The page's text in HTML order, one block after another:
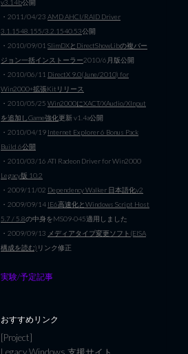
v3.14b公開
・2011/04/23 AMD AHCI/RAID Driver
3.1.1548.155/3.2.1540.53公開
・2010/09/01 SlimDXとDirectShowLibの複バー
ジョン一括インストーラー2010/6月版公開
・2010/06/11 DirectX 9.0(June/2010) for
Win2000+拡張Kitリリース
・2010/05/25 Win2000にXACT/XAudio/XInput
を追加しGame強化更新 v1.4a公開
・2010/04/19 Internet Explorer 6 Bonus Pack
Build 6公開
・2010/03/16 ATI Radeon Driver for Win2000
Legacy版 10.2
・2009/11/02 Dependency Walker 日本語化v2
・2009/09/14 IE6高速化とWindows Script Host
5.7 / 5.8の中身をMS09-045適用しました
・2009/09/13 メディアタイプ変更ソフト(EISA
構成を読む) リンク修正
実験/予定記事
おすすめリンク
[Project]